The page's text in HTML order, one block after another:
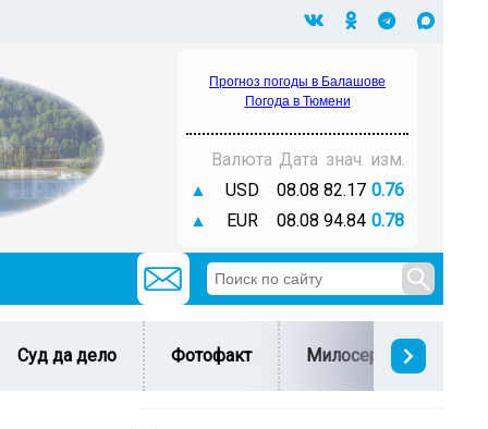
Прогноз погоды в Балашове
Погода в Тюмени
Валюта Дата знач. изм.
▲
USD 08.08 82.17 0.76
▲
EUR 08.08 94.84 0.78
Суд да дело Фотофакт Милосердие